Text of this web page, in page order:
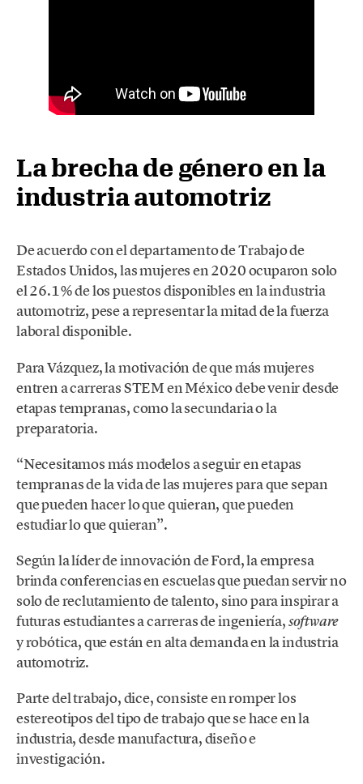
La brecha de género en la
industria automotriz
De acuerdo con el departamento de Trabajo de
Estados Unidos, las mujeres en 2020 ocuparon solo
el 26.1% de los puestos disponibles en la industria
automotriz, pese a representar la mitad de la fuerza
laboral disponible.
Para Vázquez, la motivación de que más mujeres
entren a carreras STEM en México debe venir desde
etapas tempranas, como la secundaria o la
preparatoria.
“Necesitamos más modelos a seguir en etapas
tempranas de la vida de las mujeres para que sepan
que pueden hacer lo que quieran, que pueden
estudiar lo que quieran”.
Según la líder de innovación de Ford, la empresa
brinda conferencias en escuelas que puedan servir no
solo de reclutamiento de talento, sino para inspirar a
futuras estudiantes a carreras de ingeniería,software
y robótica, que están en alta demanda en la industria
automotriz.
Parte del trabajo, dice, consiste en romper los
estereotipos del tipo de trabajo que se hace en la
industria, desde manufactura, diseño e
investigación.